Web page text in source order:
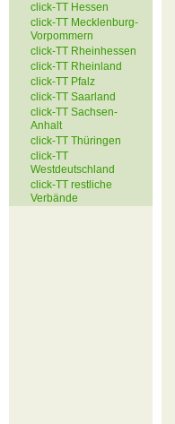
click-TT Hessen
click-TT Mecklenburg-
Vorpommern
click-TT Rheinhessen
click-TT Rheinland
click-TT Pfalz
click-TT Saarland
click-TT Sachsen-
Anhalt
click-TT Thüringen
click-TT
Westdeutschland
click-TT restliche
Verbände